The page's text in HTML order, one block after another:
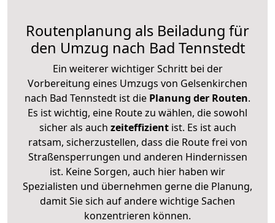
Routenplanung als Beiladung für
den Umzug nach Bad Tennstedt
Ein weiterer wichtiger Schritt bei der
Vorbereitung eines Umzugs von Gelsenkirchen
nach Bad Tennstedt ist die Planung der Routen.
Es ist wichtig, eine Route zu wählen, die sowohl
sicher als auch zeiteffizientist. Es ist auch
ratsam, sicherzustellen, dass die Route frei von
Straßensperrungen und anderen Hindernissen
ist. Keine Sorgen, auch hier haben wir
Spezialisten und übernehmen gerne die Planung,
damit Sie sich auf andere wichtige Sachen
konzentrieren können.